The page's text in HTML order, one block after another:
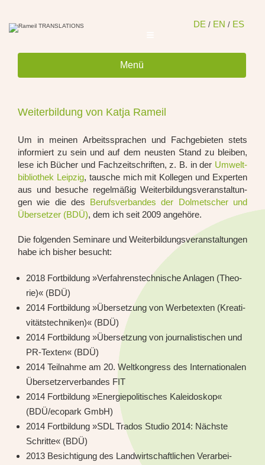
DE / EN / ES
Menü
Weiterbildung von Katja Rameil
Um in mei­nen Arbeits­spra­chen und Fach­ge­bie­ten stets
infor­miert zu sein und auf dem neus­ten Stand zu blei­ben,
lese ich Bücher und Fach­zeit­schrif­ten, z. B. in der Umwelt­
bi­blio­thek Leip­zig, tau­sche mich mit Kol­le­gen und Exper­ten
aus und besu­che regel­mä­ßig Wei­ter­bil­dungs­ver­an­stal­tun­
gen wie die des Berufs­ver­ban­des der Dol­met­scher und
Über­set­zer (BDÜ), dem ich seit 2009 ange­hö­re.
Die fol­gen­den Semi­na­re und Wei­ter­bil­dungs­ver­an­stal­tun­gen
habe ich bis­her besucht:
2018 Fort­bil­dung »Ver­fah­rens­tech­ni­sche Anla­gen (Theo­
rie)« (BDÜ)
2014 Fort­bil­dung »Über­set­zung von Wer­be­tex­ten (Krea­ti­
vi­täts­tech­ni­ken)« (BDÜ)
2014 Fort­bil­dung »Über­set­zung von jour­na­lis­ti­schen und
PR-Tex­ten« (BDÜ)
2014 Teil­nah­me am 20. Welt­kon­gress des Inter­na­tio­na­len
Über­set­zer­ver­ban­des FIT
2014 Fort­bil­dung »Ener­gie­po­li­ti­sches Kalei­do­skop«
(BDÜ/ecopark GmbH)
2014 Fort­bil­dung »SDL Tra­dos Stu­dio 2014: Nächs­te
Schrit­te« (BDÜ)
2013 Besich­ti­gung des Land­wirt­schaft­li­chen Ver­ar­bei­